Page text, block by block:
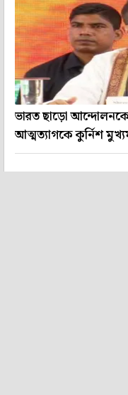
ভারত ছাড়ো আন্দোলনকে
আত্মত্যাগকে কুর্নিশ